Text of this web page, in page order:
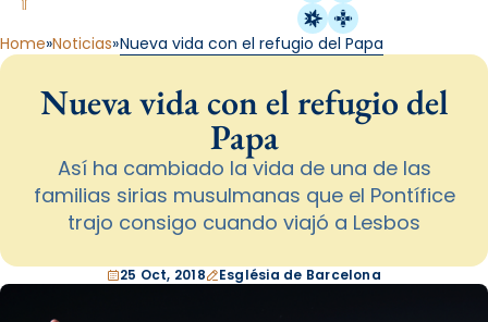
Radio Estel
Catalunya
Home Noticias Nueva vida con el refugio del Papa
Nueva vida con el refugio del
Papa
Así ha cambiado la vida de una de las
familias sirias musulmanas que el Pontífice
trajo consigo cuando viajó a Lesbos
25 Oct, 2018 Església de Barcelona